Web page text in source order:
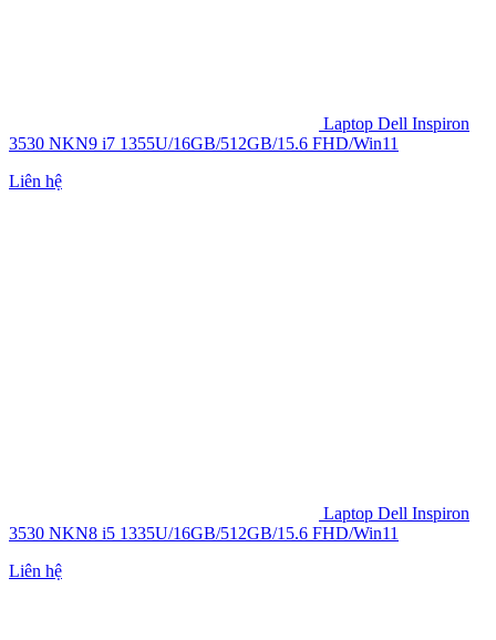
Laptop Dell Inspiron
3530 NKN9 i7 1355U/16GB/512GB/15.6 FHD/Win11
Liên hệ
Laptop Dell Inspiron
3530 NKN8 i5 1335U/16GB/512GB/15.6 FHD/Win11
Liên hệ